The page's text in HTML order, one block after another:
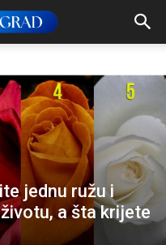
jednu ružu i
a šta krijete